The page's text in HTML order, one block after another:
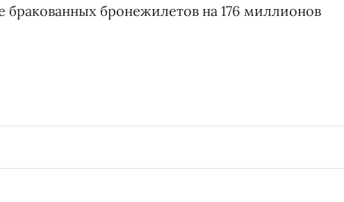
бракованных бронежилетов на 176 миллионов